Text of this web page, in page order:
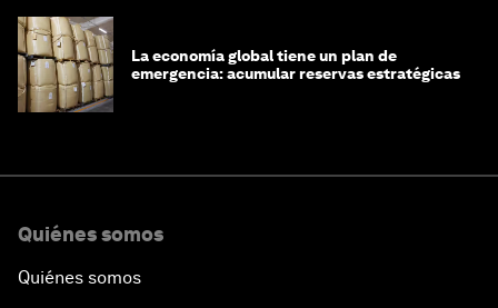
La economía global tiene un plan de
emergencia: acumular reservas estratégicas
Quiénes somos
Quiénes somos